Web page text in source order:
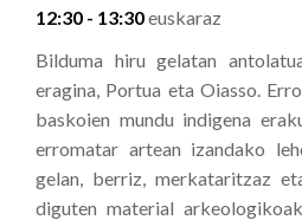
12:30 - 13:30euskaraz
Bilduma hiru gelatan
eragina, Portua eta Oiasso.
baskoien mundu indigena
erromatar artean izandako
gelan, berriz, merkataritzaz
diguten material